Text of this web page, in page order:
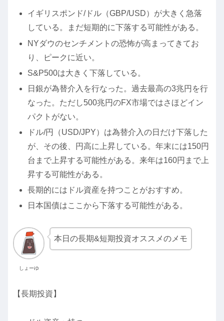
イギリスポンド/ドル（GBP/USD）が大きく急落
している。まだ短期的に下落する可能性がある。
NYダウのセンチメントの恐怖が高まってきてお
り、ピークに近い。
S&P500は大きく下落している。
日銀が為替介入を行なった。過去最高の3兆円を行
なった。ただし500兆円のFX市場ではさほどイン
パクトがない。
ドル/円（USD/JPY）は為替介入の日だけ下落した
が、その後、円高に上昇している。年末には150円
台まで上昇する可能性がある。来年は160円まで上
昇する可能性がある。
長期的にはドル資産を持つことがおすすめ。
日本国債はここから下落する可能性がある。
しょーゆ
本日の長期&短期投資オススメのメモ
【長期投資】